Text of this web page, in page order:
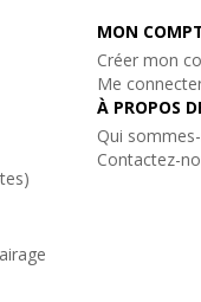
MON
Créer mon
Me
À PROPOS
Qui
Contactez-